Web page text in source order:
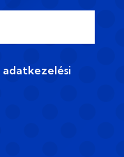
adatkezelési